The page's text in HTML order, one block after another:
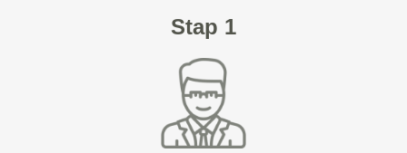
Stap 1